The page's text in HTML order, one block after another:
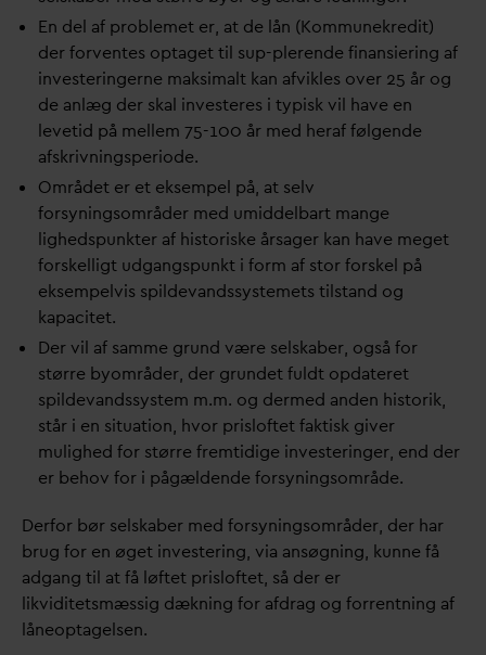
En del af problemet er, at de lån (Kommunekredit)
der forventes optaget til sup-plerende finansiering af
investeringerne maksimalt kan afvikles over 25 år og
de anlæg der skal investeres i typisk vil have en
levetid på mellem 75-100 år med heraf følgende
afskrivningsperiode.
Området er et eksempel på, at selv
forsyningsområder med umiddelbart mange
lighedspunkter af historiske årsager kan have meget
forskelligt udgangspunkt i form af stor forskel på
eksempelvis spildevandssystemets tilstand og
kapacitet.
Der vil af samme grund være selskaber, også for
større byområder, der grundet fuldt opdateret
spildevandssystem m.m. og dermed anden historik,
står i en situation, hvor prisloftet faktisk giver
mulighed for større fremtidige investeringer, end der
er behov for i pågældende forsyningsområde.
Derfor bør selskaber med forsyningsområder, der har
brug for en øget investering, via ansøgning, kunne få
adgang til at få løftet prisloftet, så der er
likviditetsmæssig dækning for afdrag og forrentning af
låneoptagelsen.